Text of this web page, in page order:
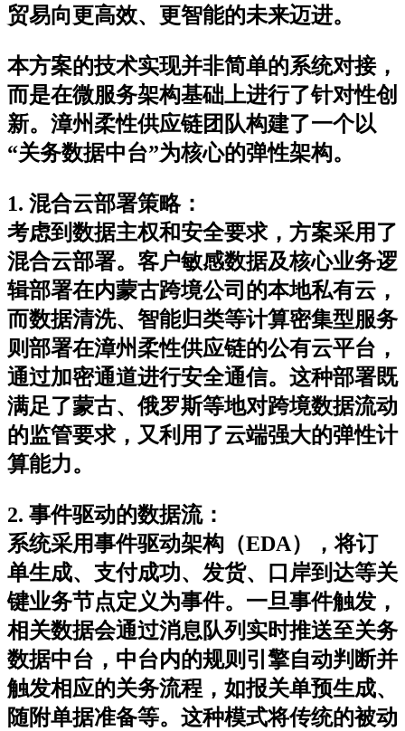
贸易向更高效、更智能的未来迈进。
本方案的技术实现并非简单的系统对接，
而是在微服务架构基础上进行了针对性创
新。漳州柔性供应链团队构建了一个以
“关务数据中台”为核心的弹性架构。
1. 混合云部署策略：
考虑到数据主权和安全要求，方案采用了
混合云部署。客户敏感数据及核心业务逻
辑部署在内蒙古跨境公司的本地私有云，
而数据清洗、智能归类等计算密集型服务
则部署在漳州柔性供应链的公有云平台，
通过加密通道进行安全通信。这种部署既
满足了蒙古、俄罗斯等地对跨境数据流动
的监管要求，又利用了云端强大的弹性计
算能力。
2. 事件驱动的数据流：
系统采用事件驱动架构（EDA），将订
单生成、支付成功、发货、口岸到达等关
键业务节点定义为事件。一旦事件触发，
相关数据会通过消息队列实时推送至关务
数据中台，中台内的规则引擎自动判断并
触发相应的关务流程，如报关单预生成、
随附单据准备等。这种模式将传统的被动